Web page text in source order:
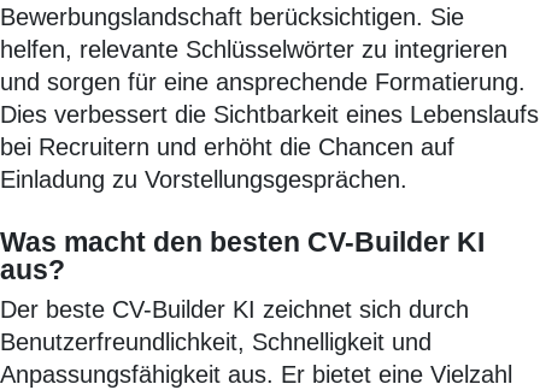
Bewerbungslandschaft berücksichtigen. Sie
helfen, relevante Schlüsselwörter zu integrieren
und sorgen für eine ansprechende Formatierung.
Dies verbessert die Sichtbarkeit eines Lebenslaufs
bei Recruitern und erhöht die Chancen auf
Einladung zu Vorstellungsgesprächen.
Was macht den besten CV-Builder KI
aus?
Der beste CV-Builder KI zeichnet sich durch
Benutzerfreundlichkeit, Schnelligkeit und
Anpassungsfähigkeit aus. Er bietet eine Vielzahl